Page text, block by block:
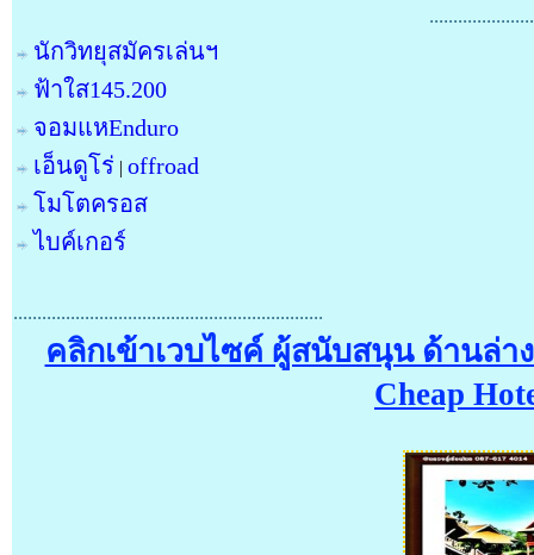
นักวิทยุสมัครเล่นฯ
ฟ้าใส145.200
จอมแหEnduro
เอ็นดูโร่ offroad
โมโตครอส
ไบค์เกอร์
.................................................................
คลิกเข้าเวบไซค์ ผู้สนับสนุน ด้านล่
Cheap